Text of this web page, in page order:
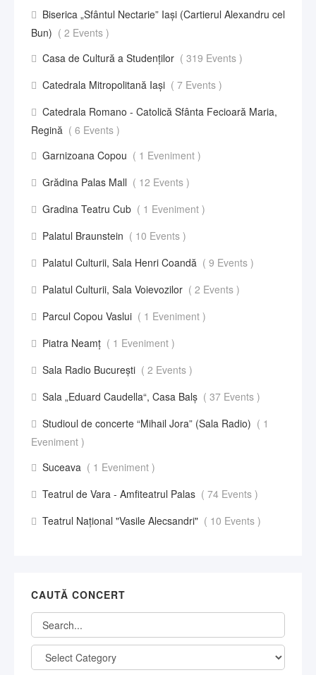
Biserica „Sfântul Nectarie” Iaşi (Cartierul Alexandru cel
Bun) ( 2 Events )
Casa de Cultură a Studenților ( 319 Events )
Catedrala Mitropolitană Iași ( 7 Events )
Catedrala Romano - Catolică Sfânta Fecioară Maria,
Regină ( 6 Events )
Garnizoana Copou ( 1 Eveniment )
Grădina Palas Mall ( 12 Events )
Gradina Teatru Cub ( 1 Eveniment )
Palatul Braunstein ( 10 Events )
Palatul Culturii, Sala Henri Coandă ( 9 Events )
Palatul Culturii, Sala Voievozilor ( 2 Events )
Parcul Copou Vaslui ( 1 Eveniment )
Piatra Neamț ( 1 Eveniment )
Sala Radio București ( 2 Events )
Sala „Eduard Caudella“, Casa Balş ( 37 Events )
Studioul de concerte “Mihail Jora” (Sala Radio) ( 1
Eveniment )
Suceava ( 1 Eveniment )
Teatrul de Vara - Amfiteatrul Palas ( 74 Events )
Teatrul Național "Vasile Alecsandri" ( 10 Events )
CAUTĂ CONCERT